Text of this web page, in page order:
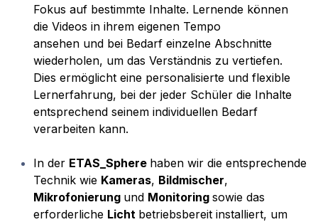
Fokus auf bestimmte Inhalte. Lernende können
die Videos in ihrem eigenen Tempo
ansehen und bei Bedarf einzelne Abschnitte
wiederholen, um das Verständnis zu vertiefen.
Dies ermöglicht eine personalisierte und flexible
Lernerfahrung, bei der jeder Schüler die Inhalte
entsprechend seinem individuellen Bedarf
verarbeiten kann.
In der ETAS_Sphere haben wir die entsprechende
Technik wie Kameras, Bildmischer,
Mikrofonierung und Monitoring sowie das
erforderliche Licht betriebsbereit installiert, um